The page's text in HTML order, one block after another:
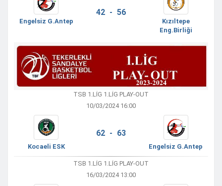
Engelsiz G.Antep
42 - 56
Kızıltepe
Eng.Birliği
TSB 1.LIG 1.LIG PLAY-OUT
10/03/2024 16:00
Kocaeli ESK
62 - 63
Engelsiz G.Antep
TSB 1.LIG 1.LIG PLAY-OUT
16/03/2024 13:00